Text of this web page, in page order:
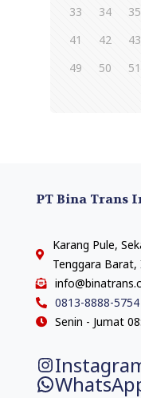
33
34 35
41
42 43
49
50 51
PT Bina Trans
Karang Pule,
Tenggara
0813-8888-5754
Senin - Jumat